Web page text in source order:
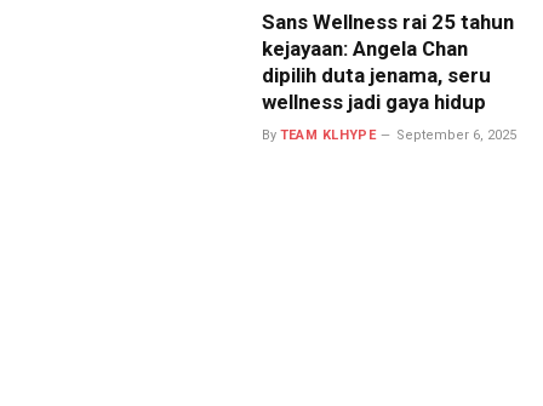
Sans Wellness rai 25 tahun
kejayaan: Angela Chan
dipilih duta jenama, seru
wellness jadi gaya hidup
By TEAM KLHYPE September 6, 2025